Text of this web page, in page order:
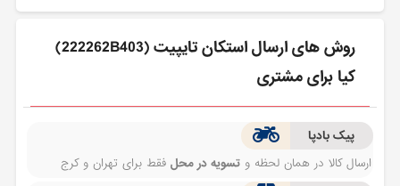
روش های ارسال استكان تايپيت (222262B403)
کیا برای مشتری
پیک بادپا
ارسال کالا در همان لحظه وتسویه در محل فقط برای تهران و کرج